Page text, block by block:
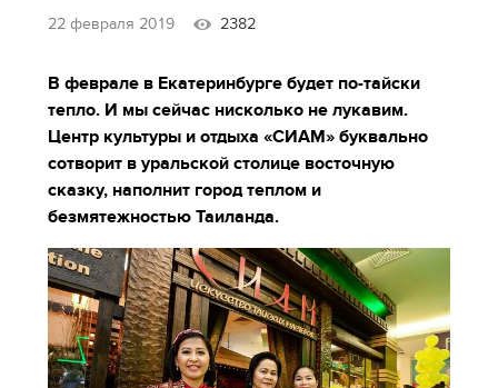
22 февраля 2019 2382
В феврале в Екатеринбурге будет по-тайски
тепло. И мы сейчас нисколько не лукавим.
Центр культуры и отдыха «СИАМ» буквально
сотворит в уральской столице восточную
сказку, наполнит город теплом и
безмятежностью Таиланда.